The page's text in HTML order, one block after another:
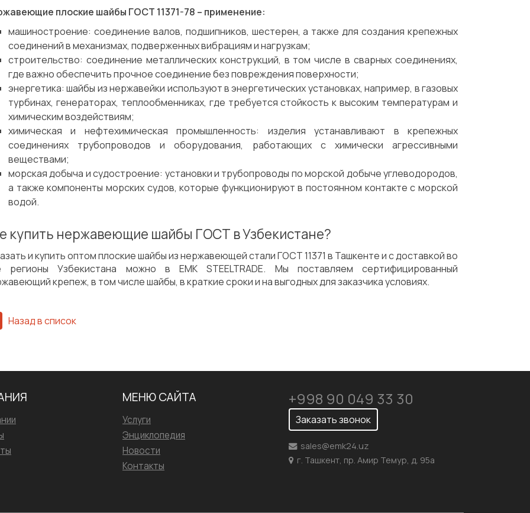
плоские шайбы ГОСТ 11371-78 – применение:
машиностроение: соединение валов, подшипников, шестерен, а также для создания крепежных
соединений в механизмах, подверженных вибрациям и нагрузкам;
строительство: соединение металлических конструкций, в том числе в сварных соединениях,
где важно обеспечить прочное соединение без повреждения поверхности;
энергетика: шайбы из нержавейки используют в энергетических установках, например, в газовых
турбинах, генераторах, теплообменниках, где требуется стойкость к высоким температурам и
химическим воздействиям;
химическая и нефтехимическая промышленность: изделия устанавливают в крепежных
соединениях трубопроводов и оборудования, работающих с химически агрессивными
веществами;
морская добыча и судостроение: установки и трубопроводы по морской добыче углеводородов,
а также компоненты морских судов, которые функционируют в постоянном контакте с морской
водой.
купить нержавеющие шайбы ГОСТ в Узбекистане?
и купить оптом плоские шайбы из нержавеющей стали ГОСТ 11371 в Ташкенте и с доставкой во
регионы Узбекистана можно в EMK STEELTRADE. Мы поставляем сертифицированный
крепеж, в том числе шайбы, в краткие сроки и на выгодных для заказчика условиях.
Назад в список
+998 90 049 33 30
Заказать звонок
sales@emk24.uz
г. Ташкент, пр. Амир Темур, д. 95а
МЕНЮ САЙТА
Услуги
Энциклопедия
Новости
Контакты